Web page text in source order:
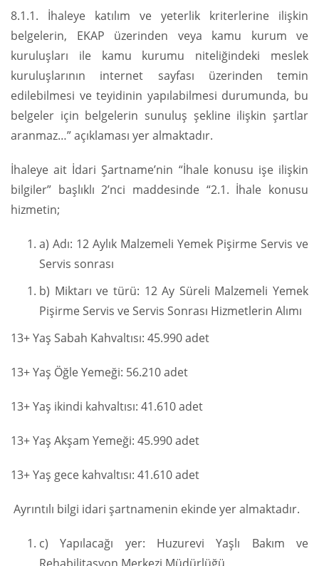
8.1.1. İhaleye katılım ve yeterlik kriterlerine ilişkin
belgelerin, EKAP üzerinden veya kamu kurum ve
kuruluşları ile kamu kurumu niteliğindeki meslek
kuruluşlarının internet sayfası üzerinden temin
edilebilmesi ve teyidinin yapılabilmesi durumunda, bu
belgeler için belgelerin sunuluş şekline ilişkin şartlar
aranmaz…” açıklaması yer almaktadır.
İhaleye ait İdari Şartname’nin “İhale konusu işe ilişkin
bilgiler” başlıklı 2’nci maddesinde “2.1. İhale konusu
hizmetin;
a) Adı: 12 Aylık Malzemeli Yemek Pişirme Servis ve
Servis sonrası
b) Miktarı ve türü: 12 Ay Süreli Malzemeli Yemek
Pişirme Servis ve Servis Sonrası Hizmetlerin Alımı
13+ Yaş Sabah Kahvaltısı: 45.990 adet
13+ Yaş Öğle Yemeği: 56.210 adet
13+ Yaş ikindi kahvaltısı: 41.610 adet
13+ Yaş Akşam Yemeği: 45.990 adet
13+ Yaş gece kahvaltısı: 41.610 adet
Ayrıntılı bilgi idari şartnamenin ekinde yer almaktadır.
c) Yapılacağı yer: Huzurevi Yaşlı Bakım ve